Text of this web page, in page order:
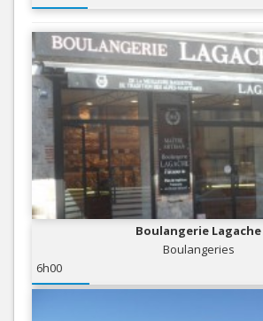
Boulangerie Lagache
Boulangeries
6h00